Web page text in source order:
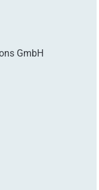
GmbH